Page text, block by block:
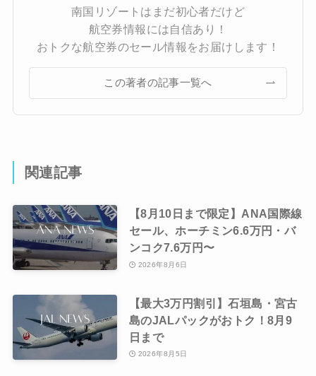
南国リゾートはまだ初心者だけど
航空券情報には自信あり！
おトクな航空券のセール情報をお届けします！
この著者の記事一覧へ
関連記事
【8月10日まで限定】ANA国際線
セール、ホーチミン6.6万円・バ
ンコク7.6万円〜
2026年8月6日
【最大3万円割引】石垣島・宮古
島のJALパックがおトク！8月9
日まで
2026年8月5日